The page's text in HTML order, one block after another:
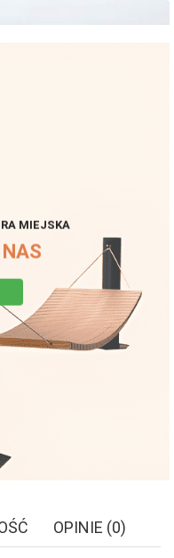
MIEJSKA
OPINIE (0)